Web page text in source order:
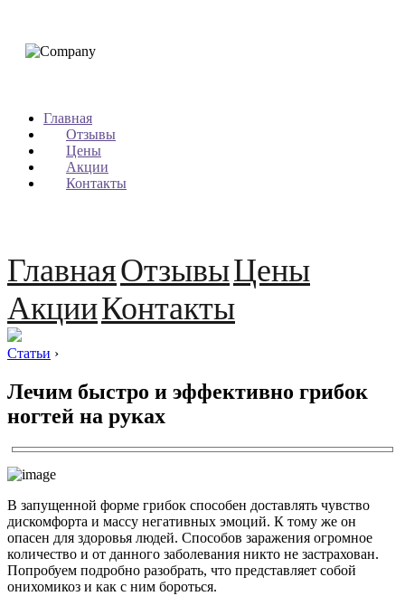
Главная
Отзывы
Цены
Акции
Контакты
ГлавнаяОтзывыЦены
АкцииКонтакты
Статьи ›
Лечим быстро и эффективно грибок
ногтей на руках
В запущенной форме грибок способен доставлять чувство
дискомфорта и массу негативных эмоций. К тому же он
опасен для здоровья людей. Способов заражения огромное
количество и от данного заболевания никто не застрахован.
Попробуем подробно разобрать, что представляет собой
онихомикоз и как с ним бороться.